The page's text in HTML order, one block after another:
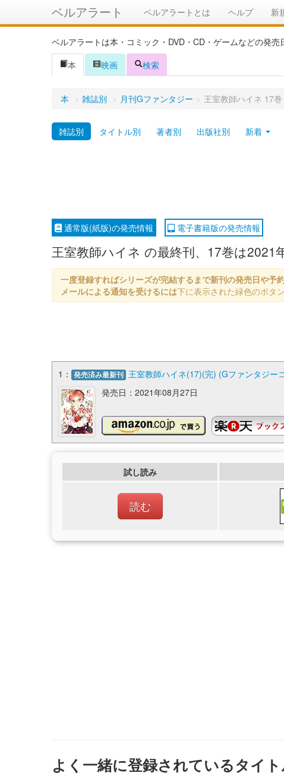
ベルアラート ベルアラートとは ヘルプ 新
ベルアラートは本・コミック・DVD・CD・ゲームなどの発売
本
映画 検索
本 > 雑誌別 > 月刊Gファンタジー > 王室教師ハイネ 17
雑誌別 タイトル別 著者別 出版社別 新着
通常版(紙版)の発売情報 電子書籍版の発売情報
王室教師ハイネ の最終刊、17巻は
一度登録すればシリーズが完結するまで新刊の発売日や予
メールによる通知を受けるには下に表示された緑色のボタ
1： 発売済み最新刊 王室教師ハイネ(17)(完) (Gファンタジー
発売日：2021年08月27日
試し読み
読む
よく一緒に登録されているタイ